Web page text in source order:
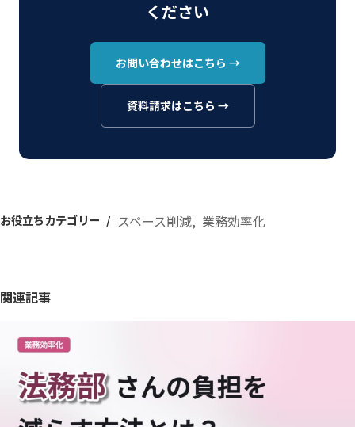
ください
お問い合わせはこちら →
資料請求はこちら →
お役立ちカテゴリー スペース削減 業務効率化
関連記事